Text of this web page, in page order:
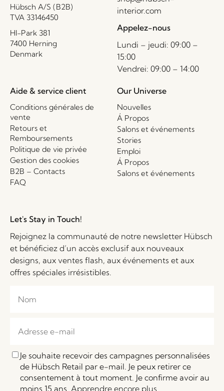
Hübsch A/S (B2B)
TVA 33146450
HI-Park 381
7400 Herning
Denmark
interior.com
Appelez-nous
Lundi – jeudi: 09:00 –
15:00
Vendrei: 09:00 – 14:00
Aide & service client
Conditions générales de
vente
Retours et
Remboursements
Politique de vie privée
Gestion des cookies
B2B – Contacts
FAQ
Our Universe
Nouvelles
Á Propos
Salons et événements
Stories
Emploi
Á Propos
Salons et événements
Let's Stay in Touch!
Rejoignez la communauté de notre newsletter Hübsch
et bénéficiez d’un accès exclusif aux nouveaux
designs, aux ventes flash, aux événements et aux
offres spéciales irrésistibles.
Je souhaite recevoir des campagnes personnalisées
de Hübsch Retail par e-mail. Je peux retirer ce
consentement à tout moment. Je confirme avoir au
moins 15 ans. Apprendre encore plus